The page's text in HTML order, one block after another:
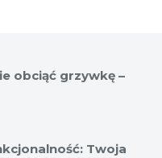
obciąć grzywkę –
Twoja